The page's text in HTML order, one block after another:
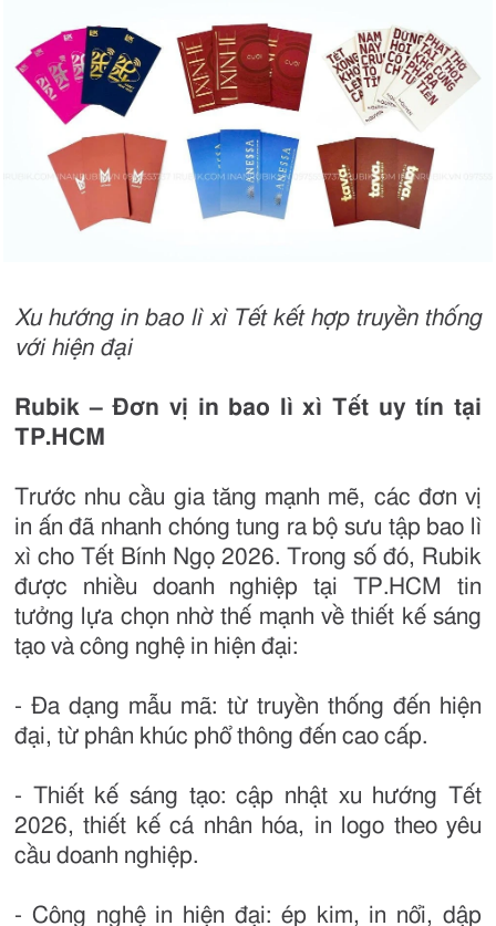
Xu hướng in bao lì xì Tết kết hợp truyền thống
với hiện đại
Rubik – Đơn vị in bao lì xì Tết uy tín tại
TP.HCM
Trước nhu cầu gia tăng mạnh mẽ, các đơn vị
in ấn đã nhanh chóng tung ra bộ sưu tập bao lì
xì cho Tết Bính Ngọ 2026. Trong số đó, Rubik
được nhiều doanh nghiệp tại TP.HCM tin
tưởng lựa chọn nhờ thế mạnh về thiết kế sáng
tạo và công nghệ in hiện đại:
- Đa dạng mẫu mã: từ truyền thống đến hiện
đại, từ phân khúc phổ thông đến cao cấp.
- Thiết kế sáng tạo: cập nhật xu hướng Tết
2026, thiết kế cá nhân hóa, in logo theo yêu
cầu doanh nghiệp.
- Công nghệ in hiện đại: ép kim, in nổi, dập